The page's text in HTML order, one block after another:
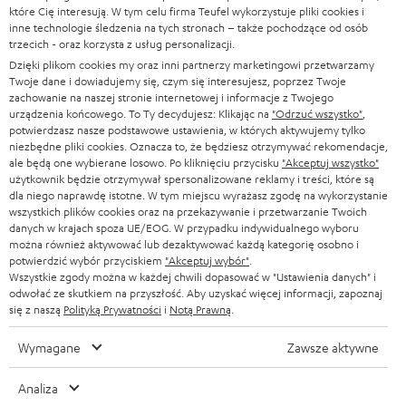
e
t
t
e
r
a
SOUNDBARY
GŁOŚNIKI HIFI
SMART HOME
BLUETOOTH
SŁUCHAWKI
SŁUCHAWKI BLUETOOTH
WIEŻE HI-FI
GŁOŚNIKI
ULTIMA
SŁUCHAWKI DOUSZNE
KARIERA
KONTAKT PRASOWY
B2B
BLOG
NEWSLETTER
SKLEPY
KORZYŚCI
TEUFEL STORY
NIEMCY
AUSTRIA
SZWAJCARIA
HOLANDIA
BELGIA
FRANCJA
POLSKA
które Cię interesują. W tym celu firma Teufel wykorzystuje pliki cookies i
inne technologie śledzenia na tych stronach – także pochodzące od osób
trzecich - oraz korzysta z usług personalizacji.
Dzięki plikom cookies my oraz inni partnerzy marketingowi przetwarzamy
Twoje dane i dowiadujemy się, czym się interesujesz, poprzez Twoje
zachowanie na naszej stronie internetowej i informacje z Twojego
urządzenia końcowego. To Ty decydujesz: Klikając na "Odrzuć wszystko"
potwierdzasz nasze podstawowe ustawienia, w których aktywujemy tylko
niezbędne pliki cookies. Oznacza to, że będziesz otrzymywać rekomendacje,
ale będą one wybierane losowo. Po kliknięciu przycisku "Akceptuj wszystko"
użytkownik będzie otrzymywał spersonalizowane reklamy i treści, które są
dla niego naprawdę istotne. W tym miejscu wyrażasz zgodę na wykorzystanie
wszystkich plików cookies oraz na przekazywanie i przetwarzanie Twoich
danych w krajach spoza UE/EOG. W przypadku indywidualnego wyboru
można również aktywować lub dezaktywować każdą kategorię osobno i
potwierdzić wybór przyciskiem "Akceptuj wybór"
Wszystkie zgody można w każdej chwili dopasować w "Ustawienia danych" i
odwołać ze skutkiem na przyszłość. Aby uzyskać więcej informacji, zapoznaj
się z naszą Polityką Prywatności i Notą Prawną
Wymagane Zawsze aktywne
Analiza